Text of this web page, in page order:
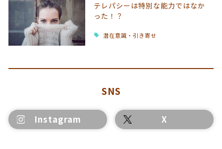
テレパシーは特別な能力ではなか
った！？
潜在意識・引き寄せ
SNS
Instagram X